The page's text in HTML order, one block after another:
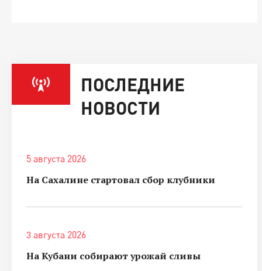
ПОСЛЕДНИЕ
НОВОСТИ
5 августа 2026
На Сахалине стартовал сбор клубники
3 августа 2026
На Кубани собирают урожай сливы